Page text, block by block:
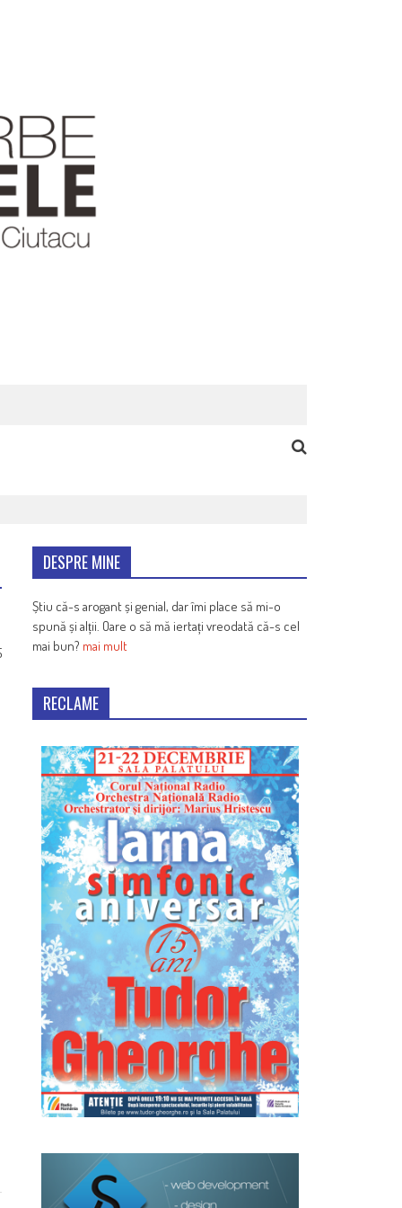
DESPRE MINE
Știu că-s arogant și genial, dar îmi place să mi-o
spună și alții. Oare o să mă iertați vreodată că-s cel
mai bun? mai mult
RECLAME